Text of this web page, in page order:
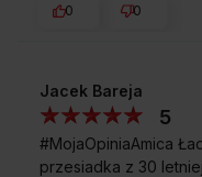
0
0
Jacek Bareja
5
#MojaOpiniaAmica
przesiadka z 30